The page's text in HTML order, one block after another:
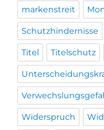
markenstreit
Schutzhindernisse
Titel Titelschutz
Widerspruch